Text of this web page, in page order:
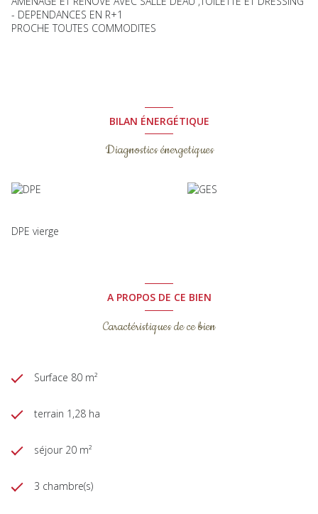
- DEPENDANCES EN R+1
PROCHE TOUTES COMMODITES
BILAN ÉNERGÉTIQUE
Diagnostics énergetiques
DPE vierge
A PROPOS DE CE BIEN
Caractéristiques de ce bien
Surface 80 m²
terrain 1,28 ha
séjour 20 m²
3 chambre(s)